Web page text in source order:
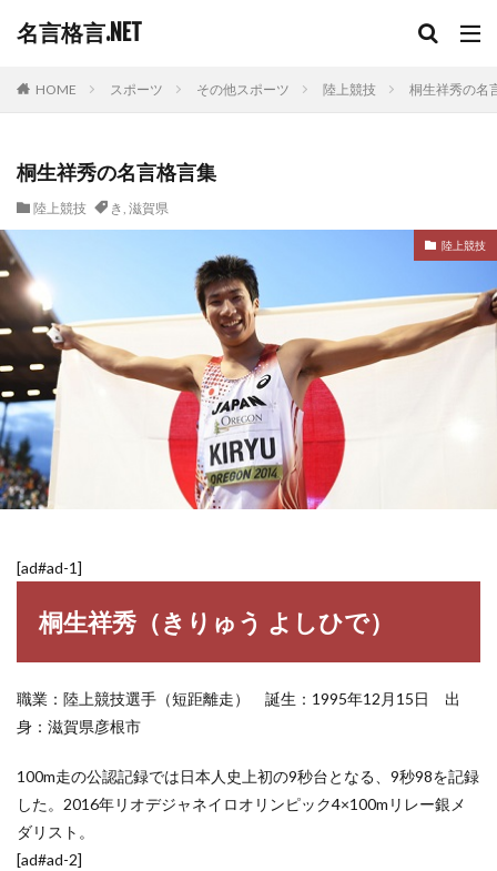
名言格言.NET
HOME スポーツ その他スポーツ 陸上競技 桐生祥秀の名
桐生祥秀の名言格言集
陸上競技 き, 滋賀県
陸上競技
[ad#ad-1]
桐生祥秀（きりゅう よしひで）
職業：陸上競技選手（短距離走） 誕生：1995年12月15日 出
身：滋賀県彦根市
100m走の公認記録では日本人史上初の9秒台となる、9秒98を記録
した。2016年リオデジャネイロオリンピック4×100mリレー銀メ
ダリスト。
[ad#ad-2]